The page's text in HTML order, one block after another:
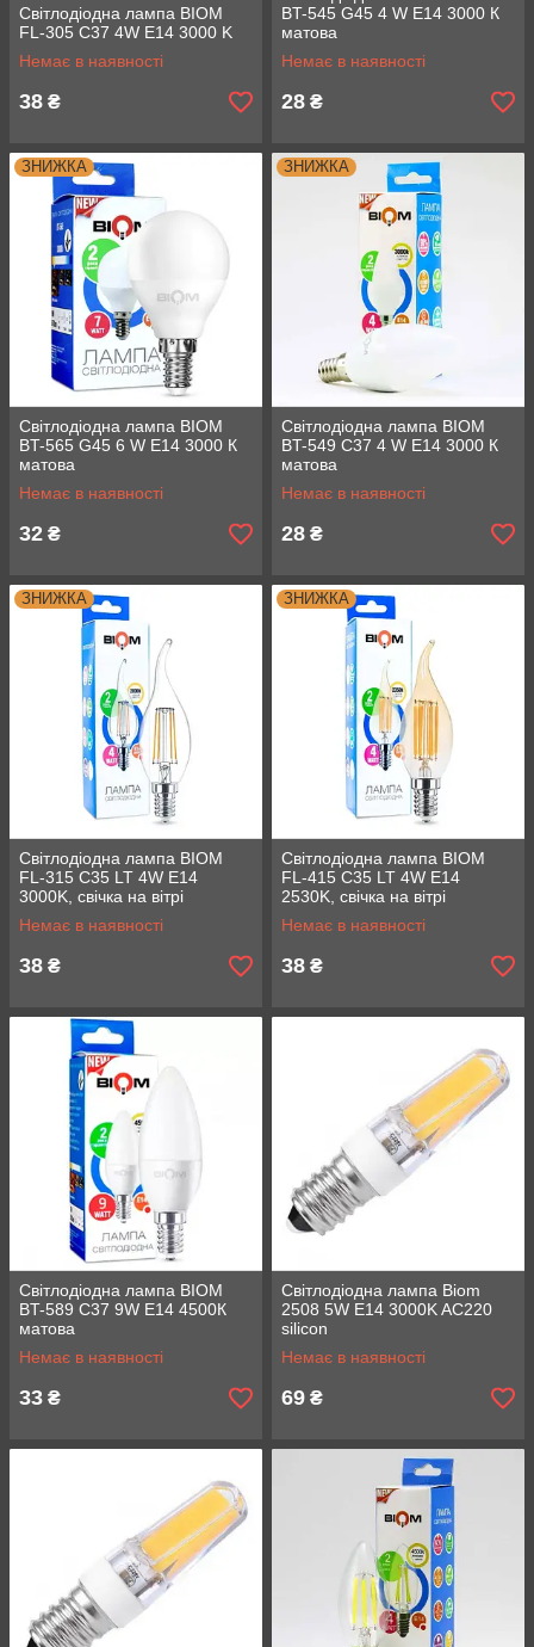
Світлодіодна лампа BIOM
FL-305 C37 4W E14 3000 K
Немає в наявності
38 ₴
BT-545 G45 4 W E14 3000 К
матова
Немає в наявності
28 ₴
ЗНИЖКА
Світлодіодна лампа BIOM
BT-565 G45 6 W E14 3000 К
матова
Немає в наявності
32 ₴
ЗНИЖКА
Світлодіодна лампа BIOM
BT-549 C37 4 W E14 3000 К
матова
Немає в наявності
28 ₴
ЗНИЖКА
Світлодіодна лампа BIOM
FL-315 C35 LT 4W E14
3000K, свічка на вітрі
Немає в наявності
38 ₴
ЗНИЖКА
Світлодіодна лампа BIOM
FL-415 C35 LT 4W E14
2530K, свічка на вітрі
Немає в наявності
38 ₴
Світлодіодна лампа BIOM
BT-589 C37 9W E14 4500К
матова
Немає в наявності
33 ₴
Світлодіодна лампа Biom
2508 5W E14 3000K AC220
silicon
Немає в наявності
69 ₴